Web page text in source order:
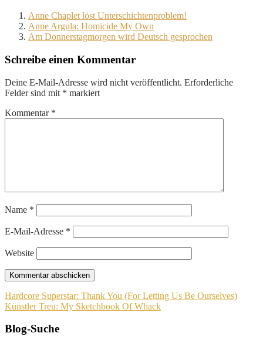
Anne Chaplet löst Unterschichtenproblem!
Anne Argula: Homicide My Own
Am Donnerstagmorgen wird Deutsch gesprochen
Schreibe einen Kommentar
Deine E-Mail-Adresse wird nicht veröffentlicht. Erforderliche
Felder sind mit * markiert
Kommentar *
Name *
E-Mail-Adresse *
Website
Beitragsnavigation
Hardcore Superstar: Thank You (For Letting Us Be Ourselves)
Künstler Treu: My Sketchbook Of Whack
Blog-Suche